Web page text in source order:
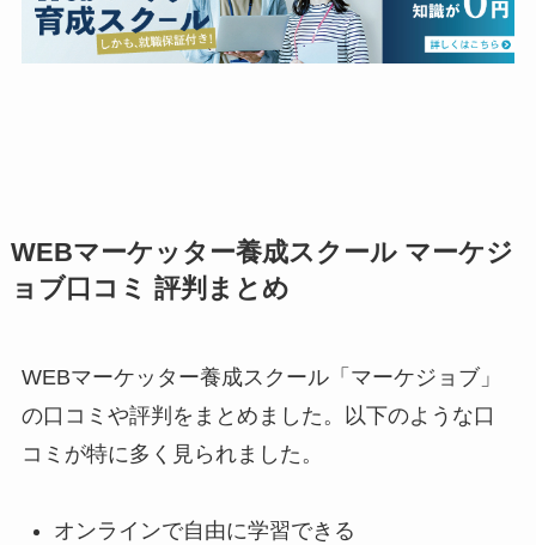
WEBマーケッター養成スクール マーケジ
ョブ口コミ 評判まとめ
WEBマーケッター養成スクール「マーケジョブ」
の口コミや評判をまとめました。以下のような口
コミが特に多く見られました。
オンラインで自由に学習できる